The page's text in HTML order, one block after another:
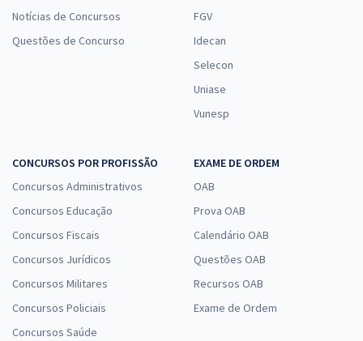
Notícias de Concursos
Questões de Concurso
FGV
Idecan
Selecon
Uniase
Vunesp
CONCURSOS POR PROFISSÃO
Concursos Administrativos
Concursos Educação
Concursos Fiscais
Concursos Jurídicos
Concursos Militares
Concursos Policiais
Concursos Saúde
EXAME DE ORDEM
OAB
Prova OAB
Calendário OAB
Questões OAB
Recursos OAB
Exame de Ordem